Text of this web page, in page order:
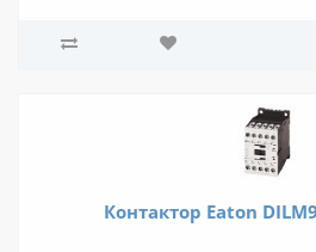
Контактор Eaton